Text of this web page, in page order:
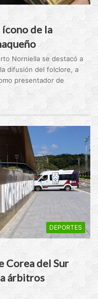
de la
Norniella se destacó a
difusión del folclore, a
presentador de
DEPORTES
Corea del Sur
árbitros